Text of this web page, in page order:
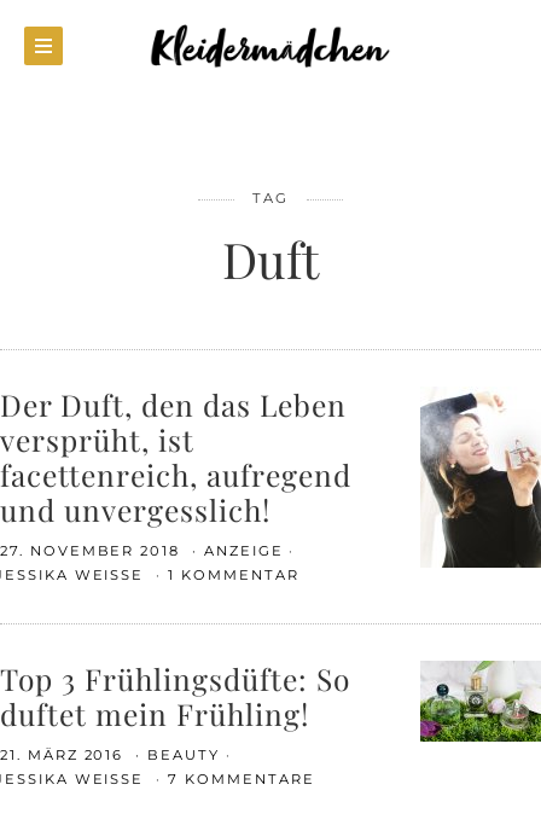
TAG
Duft
Der Duft, den das Leben
versprüht, ist
facettenreich, aufregend
und unvergesslich!
27. NOVEMBER 2018
ANZEIGE
WEISSE
1 KOMMENTAR
Top 3 Frühlingsdüfte: So
duftet mein Frühling!
21. MÄRZ 2016
BEAUTY
WEISSE
7 KOMMENTARE